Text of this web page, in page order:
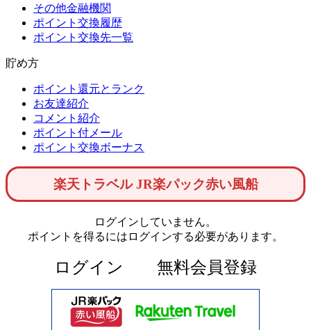
その他金融機関
ポイント交換履歴
ポイント交換先一覧
貯め方
ポイント還元とランク
お友達紹介
コメント紹介
ポイント付メール
ポイント交換ボーナス
楽天トラベル JR楽パック赤い風船
ログインしていません。
ポイントを得るにはログインする必要があります。
ログイン 無料会員登録